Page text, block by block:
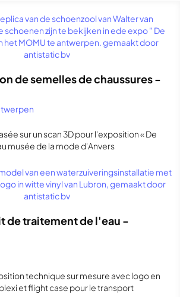
de semelles de chaussures -
sur un scan 3D pour l'exposition « De
musée de la mode d'Anvers
de traitement de l'eau -
technique sur mesure avec logo en
et flight case pour le transport